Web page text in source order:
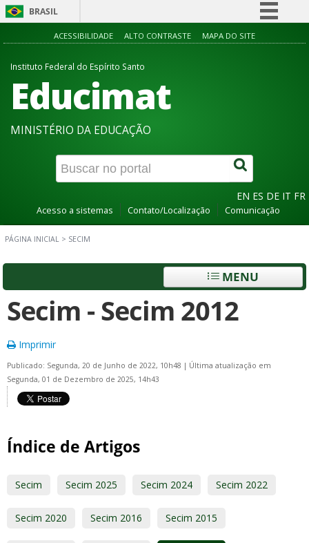
BRASIL
Simplifique!
ACESSIBILIDADE ALTO CONTRASTE MAPA DO SITE
Instituto Federal do Espírito Santo
Educimat
MINISTÉRIO DA EDUCAÇÃO
EN ES DE IT FR
Acesso a sistemas Contato/Localização Comunicação
PÁGINA INICIAL > SECIM
MENU
Secim - Secim 2012
Imprimir
Publicado: Segunda, 20 de Junho de 2022, 10h48 | Última atualização em
Segunda, 01 de Dezembro de 2025, 14h43
Índice de Artigos
Secim Secim 2025 Secim 2024 Secim 2022
Secim 2020 Secim 2016 Secim 2015